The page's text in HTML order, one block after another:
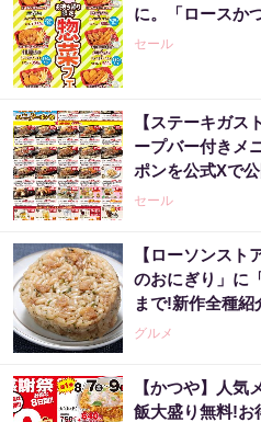
に。「ロースか
セール
【ステーキガス
ープバー付きメ
ポンを公式Xで
セール
【ローソンスト
のおにぎり」に
まで!新作全種紹
グルメ
【かつや】人気
飯大盛り無料!お